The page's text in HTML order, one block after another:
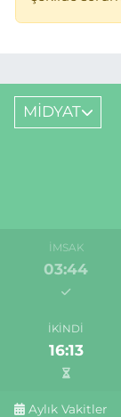
MİDYAT
İMSAK
03:44
İKINDI
16:13
Aylık Vakitler